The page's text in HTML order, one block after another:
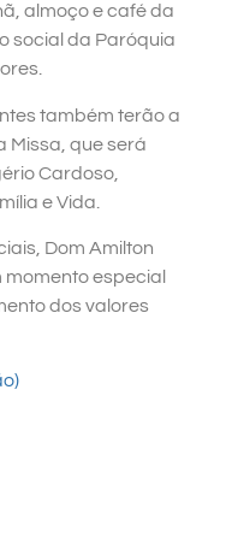
almoço e café da
social da Paróquia
também terão a
Missa, que será
Cardoso,
e Vida.
Dom Amilton
especial
dos valores